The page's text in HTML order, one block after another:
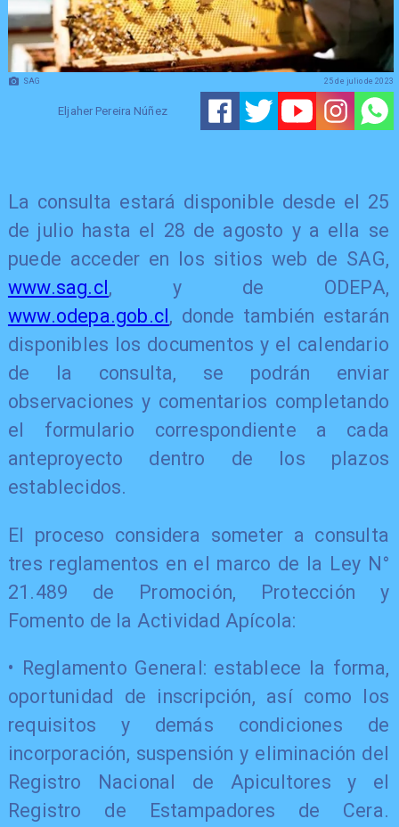
SAG
Eljaher Pereira Núñez
25 de julio de 2023
La consulta estará disponible desde el 25
de julio hasta el 28 de agosto y a ella se
puede acceder en los sitios web de SAG,
www.sag.cl, y de ODEPA,
www.odepa.gob.cl, donde también estarán
disponibles los documentos y el calendario
de la consulta, se podrán enviar
observaciones y comentarios completando
el formulario correspondiente a cada
anteproyecto dentro de los plazos
establecidos.
El proceso considera someter a consulta
tres reglamentos en el marco de la Ley N°
21.489 de Promoción, Protección y
Fomento de la Actividad Apícola:
• Reglamento General: establece la forma,
oportunidad de inscripción, así como los
requisitos y demás condiciones de
incorporación, suspensión y eliminación del
Registro Nacional de Apicultores y el
Registro de Estampadores de Cera.